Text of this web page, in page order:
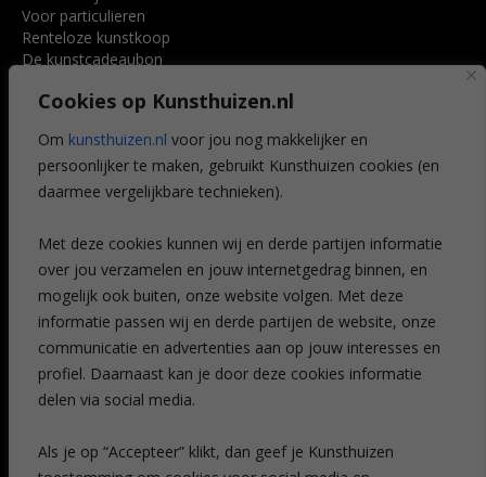
Cookies op Kunsthuizen.nl
Om kunsthuizen.nl voor jou nog makkelijker en
persoonlijker te maken, gebruikt Kunsthuizen cookies (en
daarmee vergelijkbare technieken).
Met deze cookies kunnen wij en derde partijen informatie
over jou verzamelen en jouw internetgedrag binnen, en
mogelijk ook buiten, onze website volgen. Met deze
informatie passen wij en derde partijen de website, onze
communicatie en advertenties aan op jouw interesses en
profiel. Daarnaast kan je door deze cookies informatie
delen via social media.
Als je op “Accepteer” klikt, dan geef je Kunsthuizen
Voor particulieren
Renteloze kunstkoop
De kunstcadeaubon
Voordelen
Veelgestelde vragen
CONTACT
Leiden
Amsterdam
Breda
Favorieten
Mijn art alert
NIEUWSBRIEF